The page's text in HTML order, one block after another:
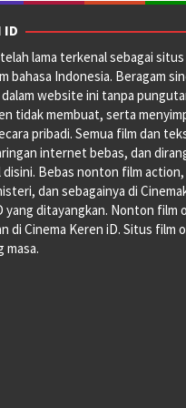
ID
lama terkenal sebagai
bahasa Indonesia. Beragam
website ini tanpa
tidak membuat, serta
pribadi. Semua film dan
internet bebas, dan
Bebas nonton film action,
dan sebagainya di
yang ditayangkan. Nonton film
di Cinema Keren iD. Situs film
masa.